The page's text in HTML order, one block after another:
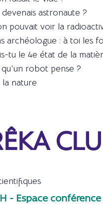
devenais astronaute ?
pouvait voir la
archéologue : à toi les
tu le 4e état de la
robot pense ?
nature
- Espace conférence